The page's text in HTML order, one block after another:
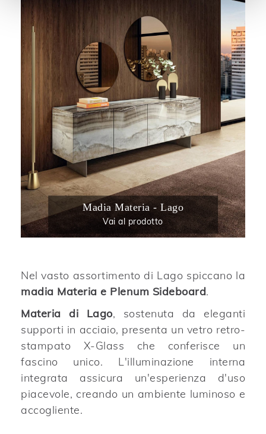
Madia Materia - Lago
Vai al prodotto
Nel vasto assortimento di Lago spiccano la
madia Materia e Plenum Sideboard.
Materia di Lago, sostenuta da eleganti
supporti in acciaio, presenta un vetro retro-
stampato X-Glass che conferisce un
fascino unico. L'illuminazione interna
integrata assicura un'esperienza d'uso
piacevole, creando un ambiente luminoso e
accogliente.